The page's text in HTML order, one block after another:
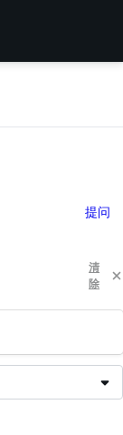
提问
清
除